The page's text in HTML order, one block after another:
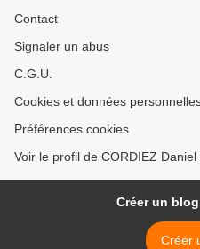
Contact
Signaler un abus
C.G.U.
Cookies et données
Préférences cookies
Voir le profil de CORDIEZ
Créer un
Créer